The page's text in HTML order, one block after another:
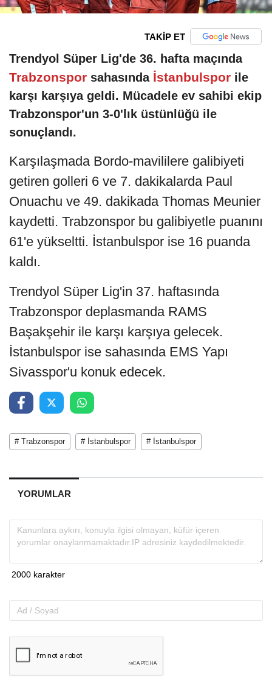
TAKİP ET
Trendyol Süper Lig'de 36. hafta maçında
Trabzonspor sahasındaİstanbulspor ile
karşı karşıya geldi. Mücadele ev sahibi ekip
Trabzonspor'un 3-0'lık üstünlüğü ile
sonuçlandı.
Karşılaşmada Bordo-mavililere galibiyeti
getiren golleri 6 ve 7. dakikalarda Paul
Onuachu ve 49. dakikada Thomas Meunier
kaydetti. Trabzonspor bu galibiyetle puanını
61'e yükseltti. İstanbulspor ise 16 puanda
kaldı.
Trendyol Süper Lig'in 37. haftasında
Trabzonspor deplasmanda RAMS
Başakşehir ile karşı karşıya gelecek.
İstanbulspor ise sahasında EMS Yapı
Sivasspor'u konuk edecek.
# Trabzonspor # İstanbulspor # İstanbulspor
YORUMLAR